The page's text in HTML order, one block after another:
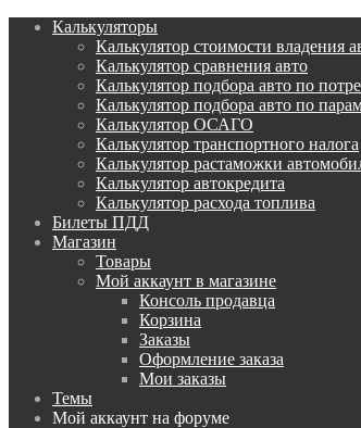
Калькуляторы
Калькулятор стоимости владения
Калькулятор сравнения авто
Калькулятор подбора авто по
Калькулятор подбора авто по
Калькулятор ОСАГО
Калькулятор транспортного налога
Калькулятор растаможки
Калькулятор автокредита
Калькулятор расхода топлива
Билеты ПДД
Магазин
Товары
Мой аккаунт в магазине
Консоль продавца
Корзина
Заказы
Оформление заказа
Мои заказы
Темы
Мой аккаунт на форуме